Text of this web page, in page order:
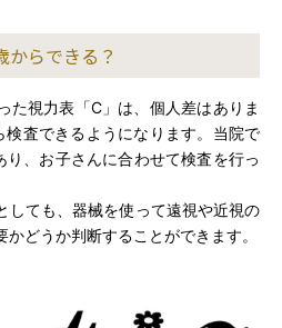
からできる？
た視力表「C」は、個人差はありま
査できるようになります。当院で
、お子さんに合わせて検査を行っ
しても、器械を使って遠視や近視の
どうか判断することができます。